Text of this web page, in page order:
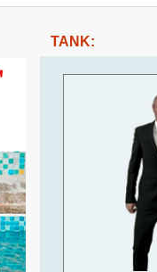
TANK: